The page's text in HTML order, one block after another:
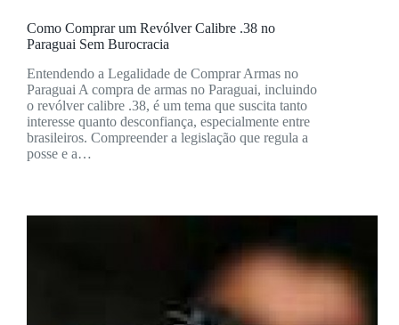
Como Comprar um Revólver Calibre .38 no
Paraguai Sem Burocracia
Entendendo a Legalidade de Comprar Armas no
Paraguai A compra de armas no Paraguai, incluindo
o revólver calibre .38, é um tema que suscita tanto
interesse quanto desconfiança, especialmente entre
brasileiros. Compreender a legislação que regula a
posse e a…